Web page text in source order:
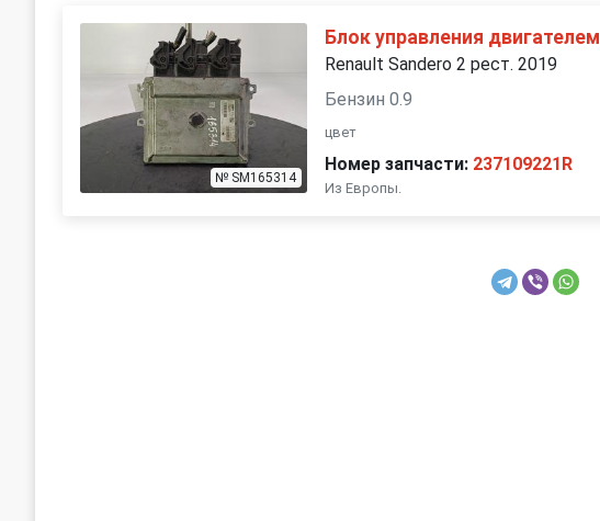
№ SM165314
Блок управления двигателем
Renault Sandero 2 рест. 2019
Бензин 0.9
цвет
Номер запчасти: 237109221R
Из Европы.